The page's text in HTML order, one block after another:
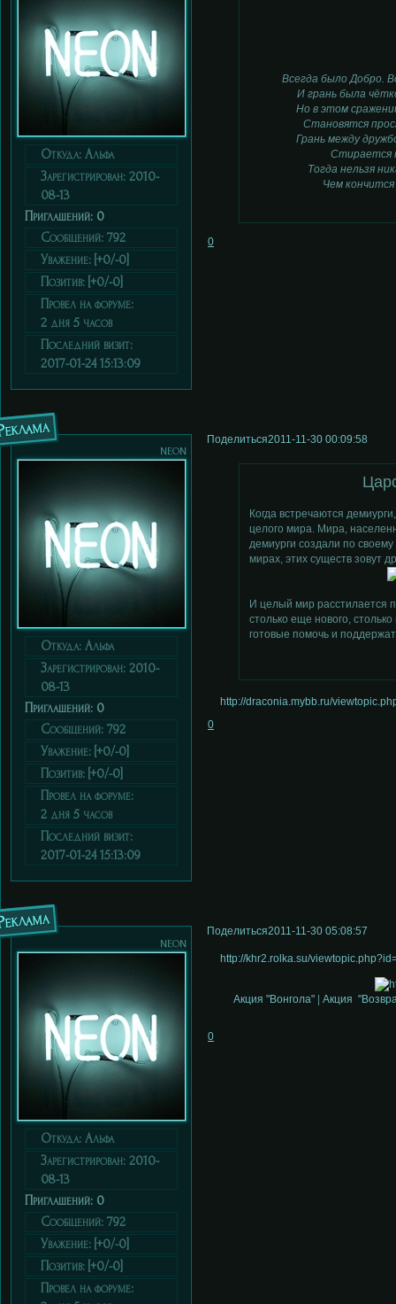
Откуда: Альфа
Зарегистрирован: 2010-
08-13
Приглашений: 0
Сообщений: 792
Уважение: [+0/-0]
Позитив: [+0/-0]
Провел на форуме:
2 дня 5 часов
Последний визит:
2017-01-24 15:13:09
Всегда было Добро.
И грань была
Но в этом
Становятся
Грань между
Стирается
Тогда нельзя
Чем
0
Поделиться2011-11-30 00:09:58
neon
Откуда: Альфа
Зарегистрирован: 2010-
08-13
Приглашений: 0
Сообщений: 792
Уважение: [+0/-0]
Позитив: [+0/-0]
Провел на форуме:
2 дня 5 часов
Последний визит:
2017-01-24 15:13:09
Когда встречаются
целого мира. Мира,
демиурги создали по
мирах, этих существ зовут
И целый мир расстилается
столько еще нового,
готовые помочь и
http://draconia.mybb.ru/
0
Поделиться2011-11-30 05:08:57
neon
Откуда: Альфа
Зарегистрирован: 2010-
08-13
Приглашений: 0
Сообщений: 792
Уважение: [+0/-0]
Позитив: [+0/-0]
Провел на форуме:
http://khr2.rolka.su/
Акция "Вонгола"| Акция
0